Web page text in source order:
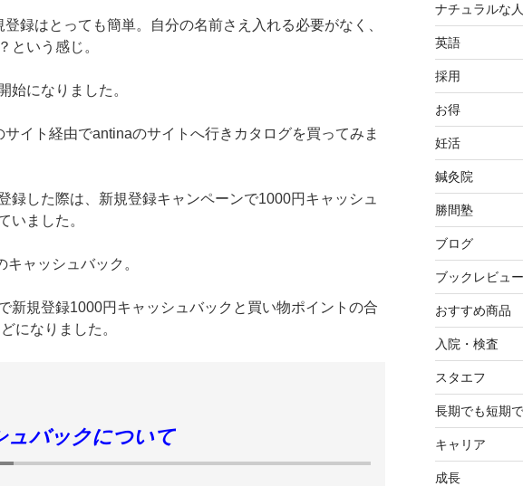
登録はとっても簡単。自分の名前さえ入れる必要がなく、
という感じ。
始になりました。
サイト経由でantinaのサイトへ行きカタログを買ってみま
録した際は、新規登録キャンペーンで1000円キャッシュ
いました。
キャッシュバック。
新規登録1000円キャッシュバックと買い物ポイントの合
になりました。
ュバックについて
ナチュラルな
英語
採用
お得
妊活
鍼灸院
勝間塾
ブログ
ブックレビュー
おすすめ商品
入院・検査
スタエフ
長期でも短期
キャリア
成長